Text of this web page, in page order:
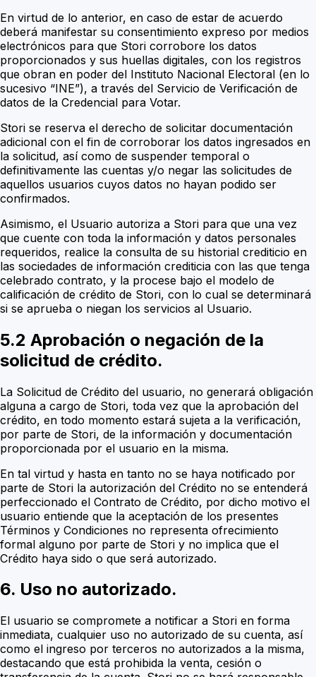
En virtud de lo anterior, en caso de estar de acuerdo
deberá manifestar su consentimiento expreso por medios
electrónicos para que Stori corrobore los datos
proporcionados y sus huellas digitales, con los registros
que obran en poder del Instituto Nacional Electoral (en lo
sucesivo “INE”), a través del Servicio de Verificación de
datos de la Credencial para Votar.
Stori se reserva el derecho de solicitar documentación
adicional con el fin de corroborar los datos ingresados en
la solicitud, así como de suspender temporal o
definitivamente las cuentas y/o negar las solicitudes de
aquellos usuarios cuyos datos no hayan podido ser
confirmados.
Asimismo, el Usuario autoriza a Stori para que una vez
que cuente con toda la información y datos personales
requeridos, realice la consulta de su historial crediticio en
las sociedades de información crediticia con las que tenga
celebrado contrato, y la procese bajo el modelo de
calificación de crédito de Stori, con lo cual se determinará
si se aprueba o niegan los servicios al Usuario.
5.2 Aprobación o negación de la
solicitud de crédito.
La Solicitud de Crédito del usuario, no generará obligación
alguna a cargo de Stori, toda vez que la aprobación del
crédito, en todo momento estará sujeta a la verificación,
por parte de Stori, de la información y documentación
proporcionada por el usuario en la misma.
En tal virtud y hasta en tanto no se haya notificado por
parte de Stori la autorización del Crédito no se entenderá
perfeccionado el Contrato de Crédito, por dicho motivo el
usuario entiende que la aceptación de los presentes
Términos y Condiciones no representa ofrecimiento
formal alguno por parte de Stori y no implica que el
Crédito haya sido o que será autorizado.
6. Uso no autorizado.
El usuario se compromete a notificar a Stori en forma
inmediata, cualquier uso no autorizado de su cuenta, así
como el ingreso por terceros no autorizados a la misma,
destacando que está prohibida la venta, cesión o